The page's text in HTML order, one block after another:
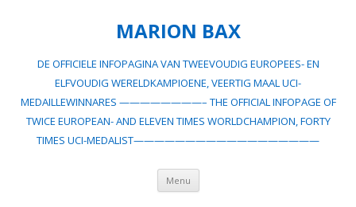
MARION BAX
DE OFFICIELE INFOPAGINA VAN TWEEVOUDIG EUROPEES- EN
ELFVOUDIG WERELDKAMPIOENE, VEERTIG MAAL UCI-
MEDAILLEWINNARES ————————– THE OFFICIAL INFOPAGE OF
TWICE EUROPEAN- AND ELEVEN TIMES WORLDCHAMPION, FORTY
TIMES UCI-MEDALIST——————————————————
Menu Spring
inhoud